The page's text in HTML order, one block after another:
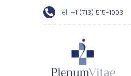
Tel: +1 (713) 515-1003